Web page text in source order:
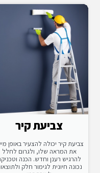
צביעת קיר
צביעת קיר יכולה להצעיר באופן
את המראה שלו, ולגרום לחלל
להרגיש רענן וחדש. הכנה
נכונה חיונית לגימור חלק